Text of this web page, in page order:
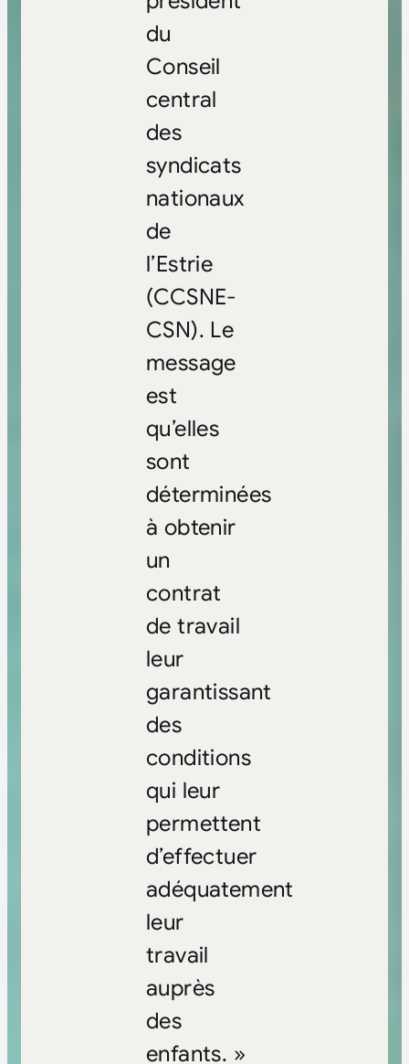
du
Conseil
central
des
syndicats
nationaux
de
l’Estrie
(CCSNE-
CSN). Le
message
est
qu’elles
sont
déterminées
à obtenir
un
contrat
de travail
leur
garantissant
des
conditions
qui leur
permettent
d’effectuer
adéquatement
leur
travail
auprès
des
enfants. »